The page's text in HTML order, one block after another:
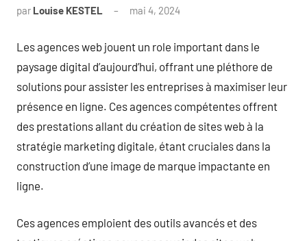
par Louise KESTEL mai 4, 2024
Les agences web jouent un role important dans le
paysage digital d’aujourd’hui, offrant une pléthore de
solutions pour assister les entreprises à maximiser leur
présence en ligne. Ces agences compétentes offrent
des prestations allant du création de sites web à la
stratégie marketing digitale, étant cruciales dans la
construction d’une image de marque impactante en
ligne.
Ces agences emploient des outils avancés et des